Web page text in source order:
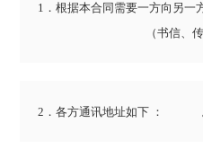
1．根据本合同需要一方向另一
（书
2．各方通讯地址如下 ：